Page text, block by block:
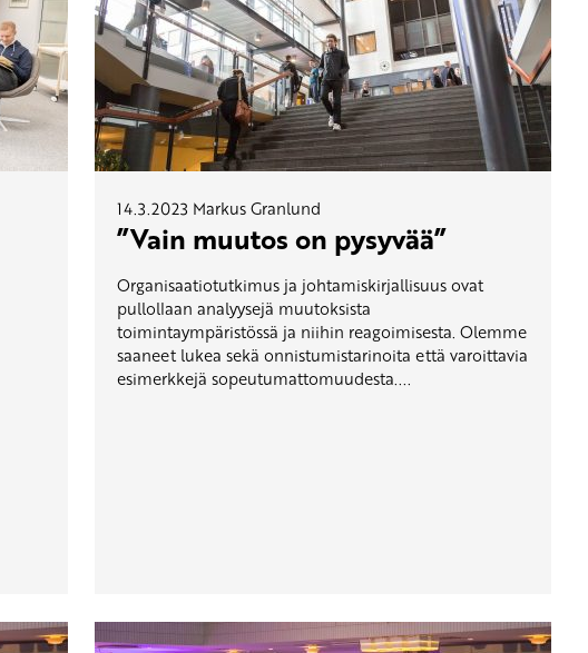
14.3.2023 Markus Granlund
”Vain muutos on pysyvää”
Organisaatiotutkimus ja johtamiskirjallisuus ovat
pullollaan analyysejä muutoksista
toimintaympäristössä ja niihin reagoimisesta. Olemme
saaneet lukea sekä onnistumistarinoita että varoittavia
esimerkkejä sopeutumattomuudesta....